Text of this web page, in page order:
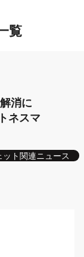
覧
消に
ネスマ
ット関連ニュース